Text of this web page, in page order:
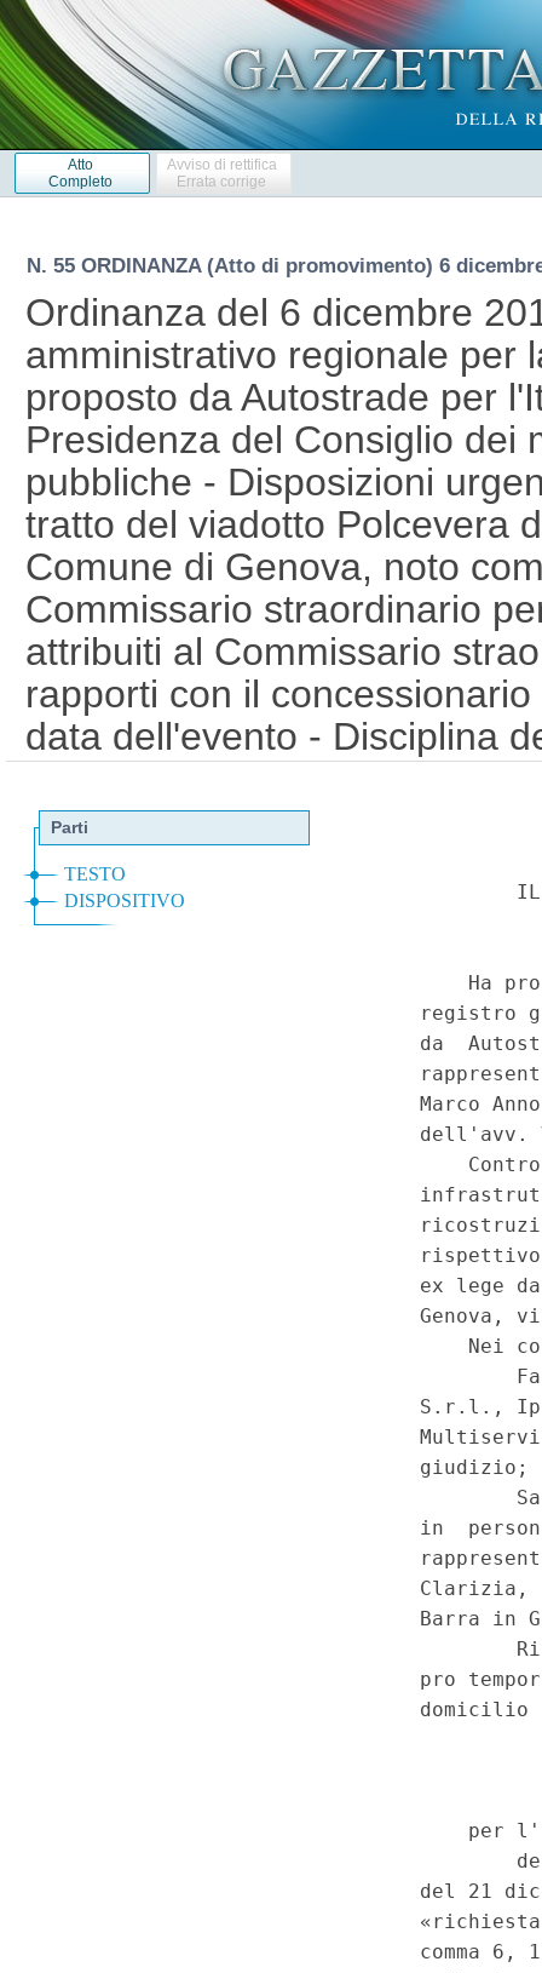
Atto
Completo
Avviso di rettifica
Errata corrige
N. 55 ORDINANZA (Atto di promovimento) 6
Ordinanza del 6 dicembre
amministrativo regionale per
proposto da Autostrade per
Presidenza del Consiglio dei
pubbliche - Disposizioni
tratto del viadotto Polcevera
Comune di Genova, noto
Commissario straordinario
attribuiti al Commissario
rapporti con il
data dell'evento - Disciplina
attivita' concernenti il
quelle connesse - Misure
all'abitazione e a sostegno
28 settembre 2018, n. 109
citta' di Genova, la
infrastrutture e dei trasporti,
2017, il lavoro e le altre
modificazioni, nella legge
1, commi 3, 5, 6, 7, 8 e 8-
Serie Speciale -